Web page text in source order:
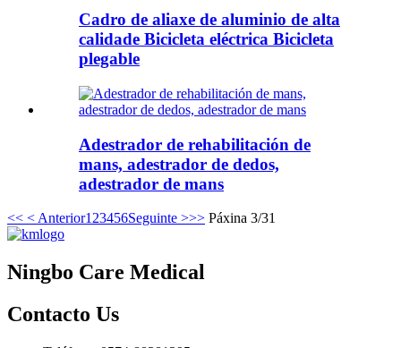
Cadro de aliaxe de aluminio de alta
calidade Bicicleta eléctrica Bicicleta
plegable
Adestrador de rehabilitación de
mans, adestrador de dedos,
adestrador de mans
<< < Anterior1 23456Seguinte >>> Páxina 3/31
Ningbo Care Medical
Contacto Us